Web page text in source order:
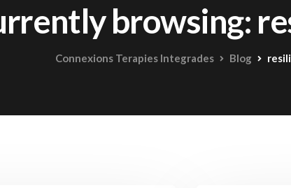
browsing:
Connexions Terapies Integrades Blog